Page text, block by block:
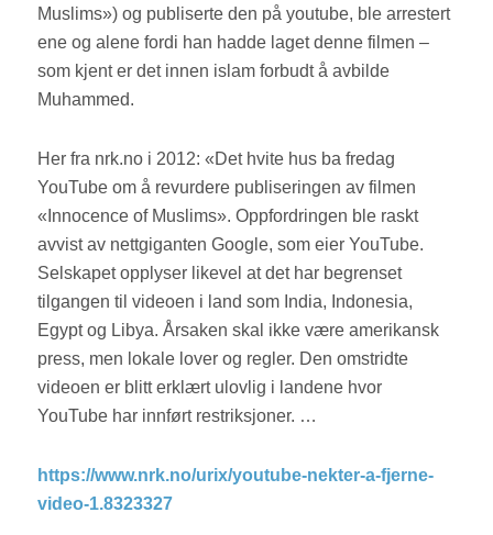
Muslims») og publiserte den på youtube, ble arrestert
ene og alene fordi han hadde laget denne filmen –
som kjent er det innen islam forbudt å avbilde
Muhammed.
Her fra nrk.no i 2012: «Det hvite hus ba fredag
YouTube om å revurdere publiseringen av filmen
«Innocence of Muslims». Oppfordringen ble raskt
avvist av nettgiganten Google, som eier YouTube.
Selskapet opplyser likevel at det har begrenset
tilgangen til videoen i land som India, Indonesia,
Egypt og Libya. Årsaken skal ikke være amerikansk
press, men lokale lover og regler. Den omstridte
videoen er blitt erklært ulovlig i landene hvor
YouTube har innført restriksjoner. …
https://www.nrk.no/urix/youtube-nekter-a-fjerne-
video-1.8323327